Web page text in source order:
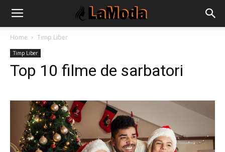
Home Timp Liber
Timp Liber
Top 10 filme de sarbatori